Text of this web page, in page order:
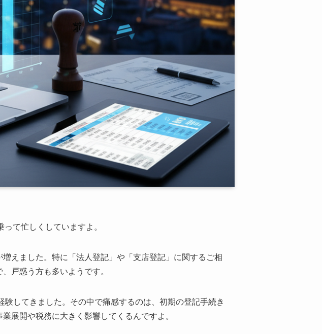
て忙しくしていますよ。
えました。特に「法人登記」や「支店登記」に関するご相
戸惑う方も多いようです。
してきました。その中で痛感するのは、初期の登記手続き
展開や税務に大きく影響してくるんですよ。